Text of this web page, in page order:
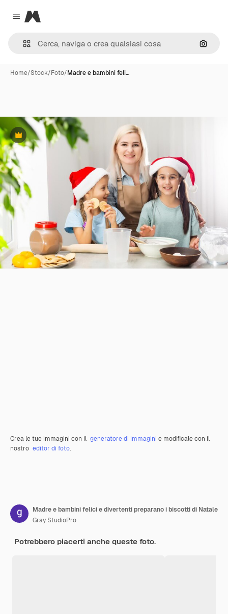
Close menu
Magnific
Cerca
Home/Stock/Foto/Madre e bambini feli…
Premium
Crea le tue immagini con il generatore di immagini e modificale con il
nostro editor di foto.
Madre e bambini felici e divertenti preparano i biscotti di Natale
Gray StudioPro
Potrebbero piacerti anche queste foto.